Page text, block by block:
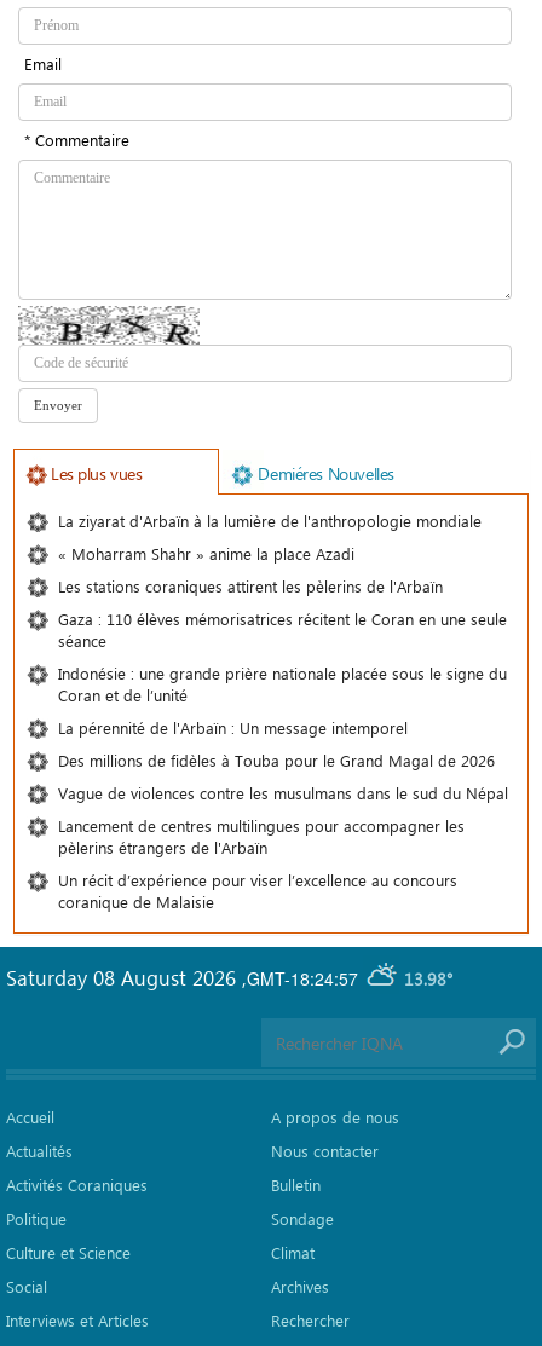
Email
* Commentaire
Les plus vues Demiéres Nouvelles
La ziyarat d'Arbaïn à la lumière de l'anthropologie mondiale
« Moharram Shahr » anime la place Azadi
Les stations coraniques attirent les pèlerins de l'Arbaïn
Gaza : 110 élèves mémorisatrices récitent le Coran en une seule
séance
Indonésie : une grande prière nationale placée sous le signe du
Coran et de l’unité
La pérennité de l'Arbaïn : Un message intemporel
Des millions de fidèles à Touba pour le Grand Magal de 2026
Vague de violences contre les musulmans dans le sud du Népal
Lancement de centres multilingues pour accompagner les
pèlerins étrangers de l'Arbaïn
Un récit d’expérience pour viser l’excellence au concours
coranique de Malaisie
GMT-18:24:57 13.98°
Saturday 08 August 2026 ,
Accueil
Actualités
Activités Coraniques
Politique
Culture et Science
Social
Interviews et Articles
A propos de nous
Nous contacter
Bulletin
Sondage
Climat
Archives
Rechercher